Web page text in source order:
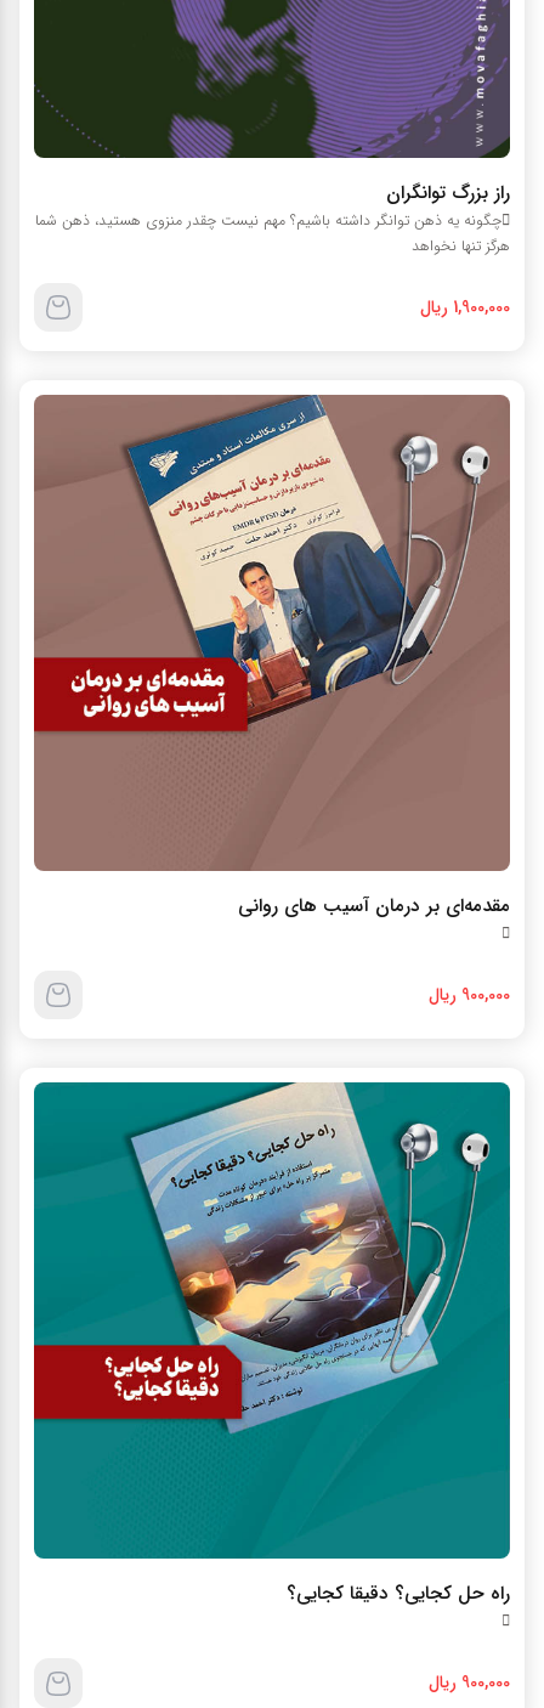
راز بزرگ توانگران
چگونه يه ذهن توانگر داشته باشيم؟ مهم نيست چقدر منزوي هستيد، ذهن شما
هرگز تنها نخواهد
1,900,000 ریال
مقدمه‌اي بر درمان آسيب هاي رواني
900,000 ریال
راه حل کجايي؟ دقيقا کجايي؟
900,000 ریال